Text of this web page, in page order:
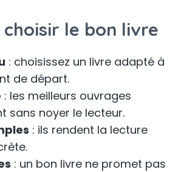
choisir le bon livre
: choisissez un livre adapté à
de départ.
: les meilleurs ouvrages
sans noyer le lecteur.
: ils rendent la lecture
: un bon livre ne promet pas